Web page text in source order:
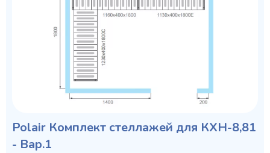
Polair Комплект стеллажей для КХН-8,81
- Вар.1